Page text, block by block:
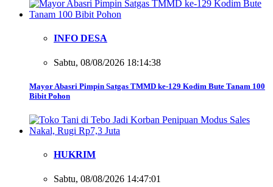
INFO DESA
Sabtu, 08/08/2026 18:14:38
Mayor Abasri Pimpin Satgas TMMD ke-129 Kodim Bute Tanam 100
Bibit Pohon
HUKRIM
Sabtu, 08/08/2026 14:47:01